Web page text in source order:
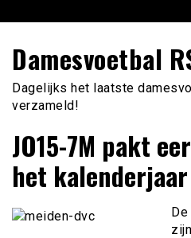
naar
inhoud
Damesvoetbal
Dagelijks het laatste
verzameld!
JO15-7M pakt
het kalenderjaar